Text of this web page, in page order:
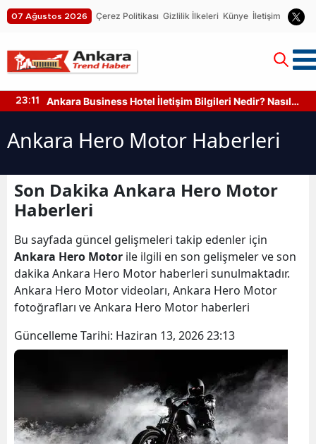
07 Ağustos 2026 Çerez Politikası Gizlilik İlkeleri Künye İletişim
23:11
Ankara Business Hotel İletişim Bilgileri Nedir? Nasıl
Ankara Hero Motor Haberleri
Son Dakika Ankara Hero Motor
Haberleri
Bu sayfada güncel gelişmeleri takip edenler için
Ankara Hero Motor ile ilgili en son gelişmeler ve son
dakika Ankara Hero Motor haberleri sunulmaktadır.
Ankara Hero Motor videoları, Ankara Hero Motor
fotoğrafları ve Ankara Hero Motor haberleri
Güncelleme Tarihi: Haziran 13, 2026 23:13